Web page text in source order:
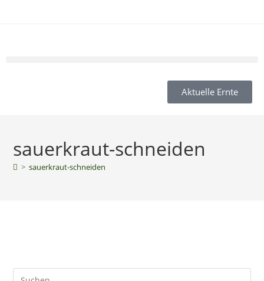
Aktuelle Ernte
sauerkraut-schneiden
> sauerkraut-schneiden